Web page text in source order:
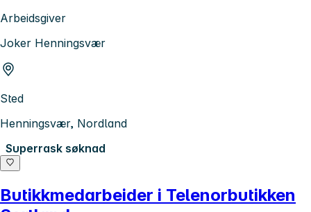
Arbeidsgiver
Joker Henningsvær
Sted
Henningsvær, Nordland
Superrask søknad
Butikkmedarbeider i Telenorbutikken